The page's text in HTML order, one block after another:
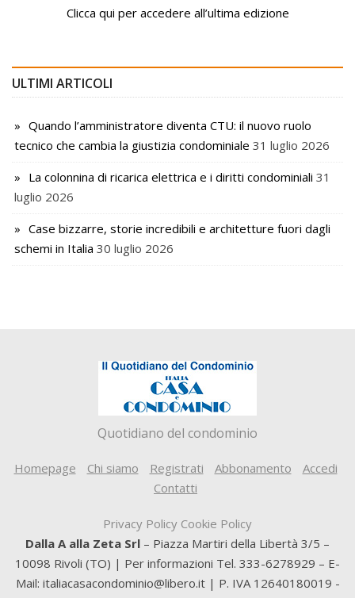
Clicca qui per accedere all’ultima edizione
ULTIMI ARTICOLI
Quando l’amministratore diventa CTU: il nuovo ruolo
tecnico che cambia la giustizia condominiale 31 luglio 2026
La colonnina di ricarica elettrica e i diritti condominiali 31
luglio 2026
Case bizzarre, storie incredibili e architetture fuori dagli
schemi in Italia 30 luglio 2026
Quotidiano del condominio
Homepage Chi siamo Registrati Abbonamento
Accedi
Contatti
Privacy Policy Cookie Policy
Dalla A alla Zeta Srl – Piazza Martiri della Libertà 3/5 –
10098 Rivoli (TO) | Per informazioni Tel. 333-6278929 – E-
Mail: italiacasacondominio@libero.it | P. IVA 12640180019 -